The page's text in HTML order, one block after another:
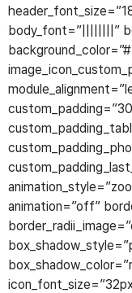
body_font=”||||||||”
animation=”off”